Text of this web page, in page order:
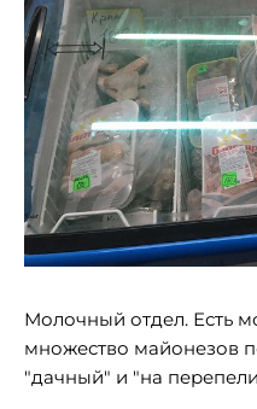
Молочный отдел. Есть
множество майонезов
"дачный" и "на